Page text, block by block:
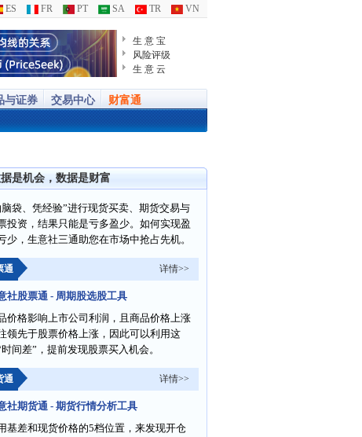
ES FR PT SA TR VN
生 意 宝
风险评级
生 意 云
与证券 交易中心 财富通
是机会，数据是财富
脑袋、凭经验”进行现货买卖、期货交易与
投资，结果只能是亏多盈少。如何实现盈
少，生意社三通助您在市场中抢占先机。
通 详情>>
社股票通 - 周期股选股工具
价格影响上市公司利润，且商品价格上涨
领先于股票价格上涨，因此可以利用这
间差”，提前发现股票买入机会。
通 详情>>
社期货通 - 期货行情分析工具
基差和现货价格的5档位置，来发现开仓